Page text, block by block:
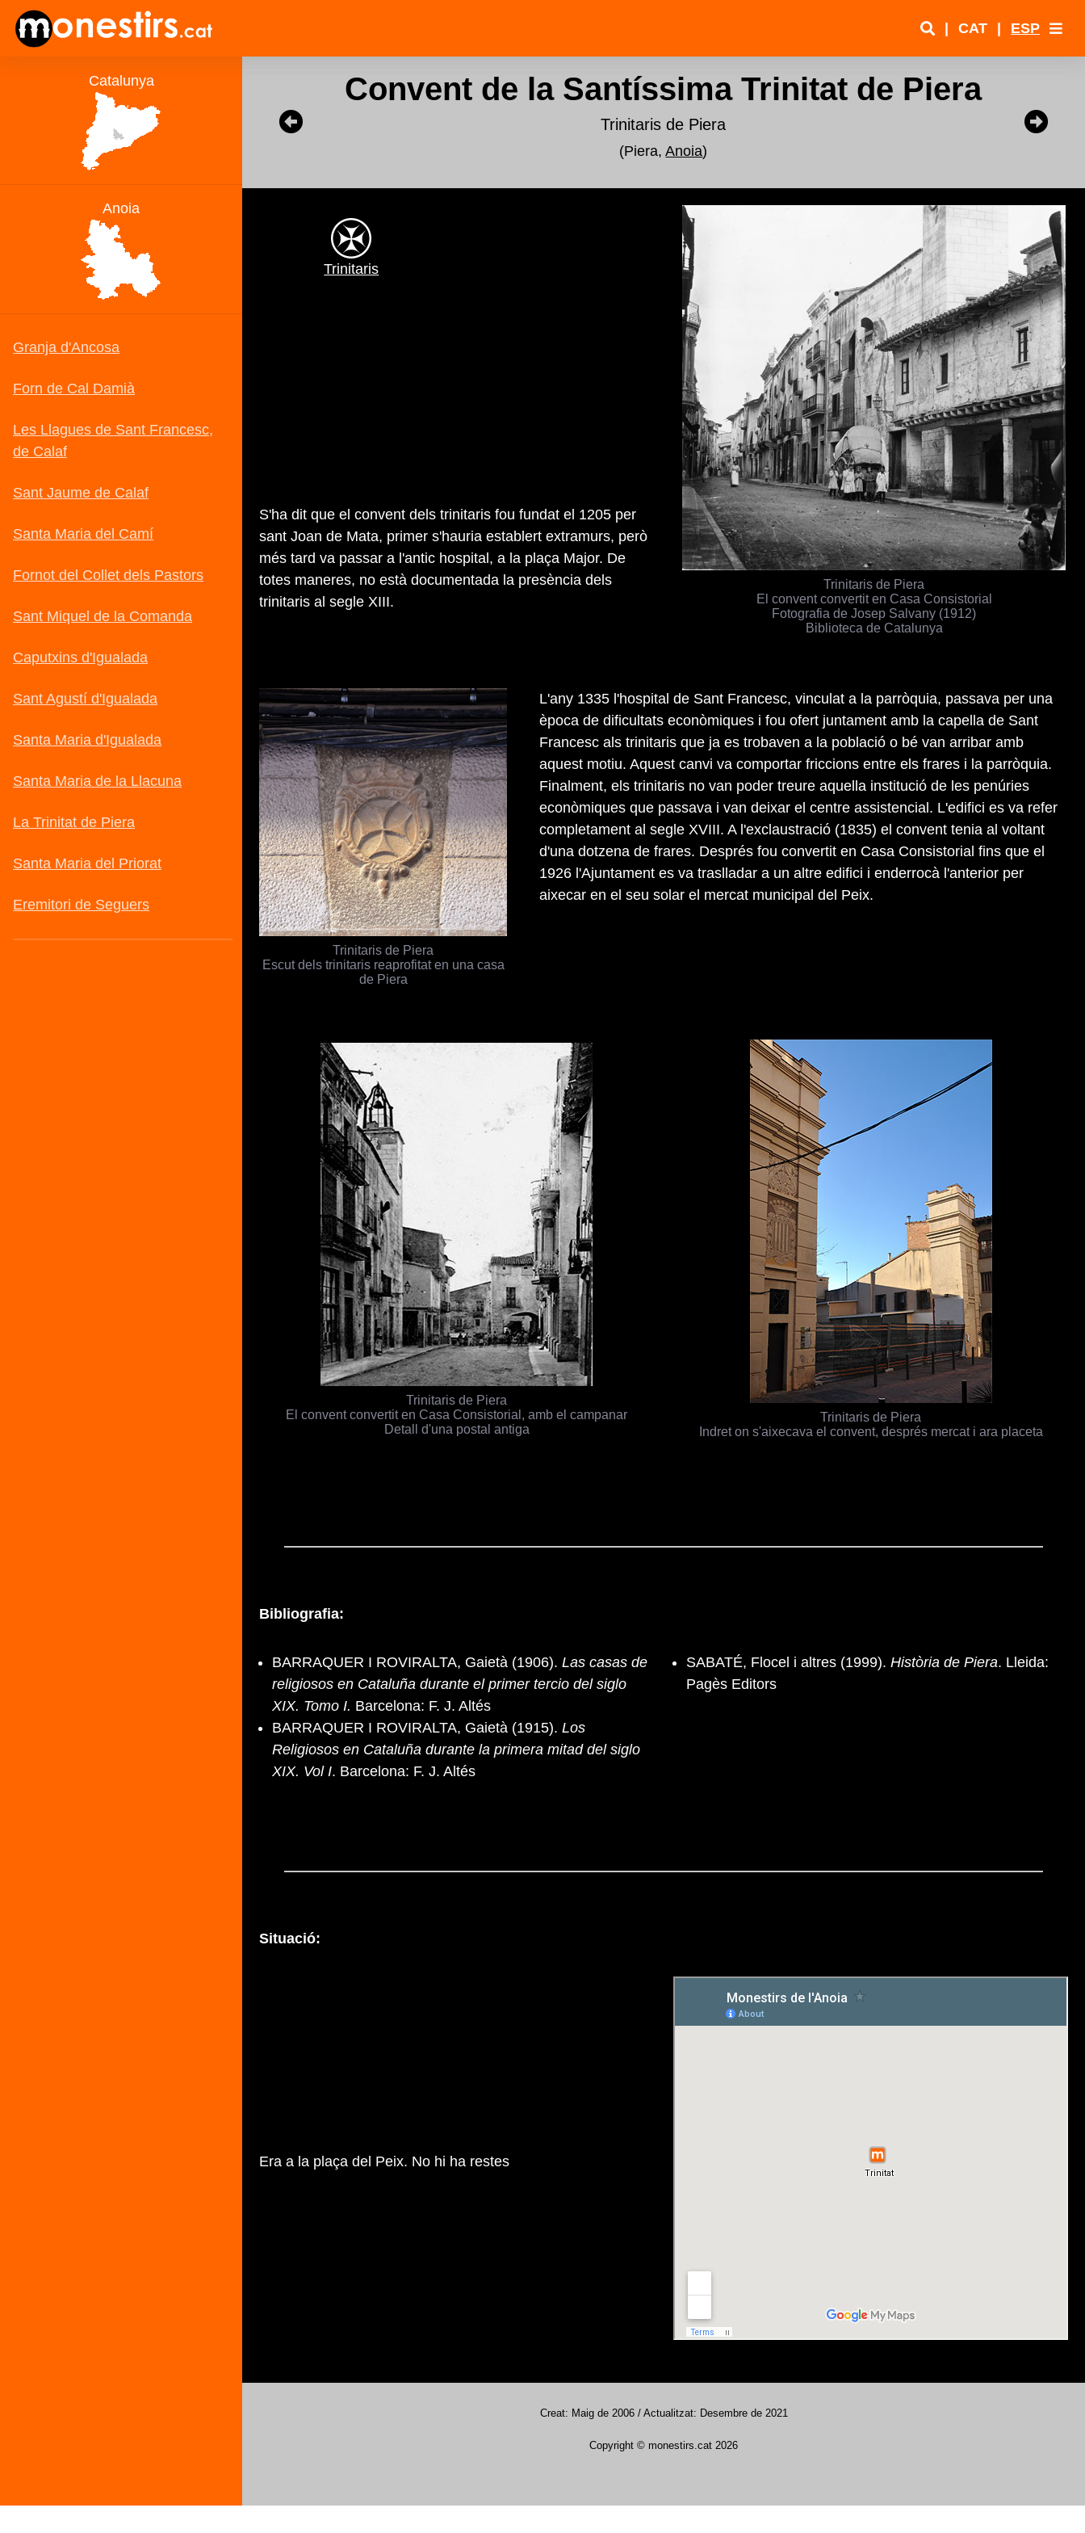
| CAT | ESP
Convent de la Santíssima Trinitat de Piera
Trinitaris de Piera
(Piera,Anoia)
Trinitaris de Piera
El convent convertit en Casa Consistorial
Fotografia de Josep Salvany (1912)
Biblioteca de Catalunya
Trinitaris
S'ha dit que el convent dels trinitaris fou fundat el 1205 per
sant Joan de Mata, primer s'hauria establert extramurs, però
més tard va passar a l'antic hospital, a la plaça Major. De
totes maneres, no està documentada la presència dels
trinitaris al segle XIII.
Trinitaris de Piera
Escut dels trinitaris reaprofitat en una casa
de Piera
L'any 1335 l'hospital de Sant Francesc, vinculat a la parròquia, passava per una
època de dificultats econòmiques i fou ofert juntament amb la capella de Sant
Francesc als trinitaris que ja es trobaven a la població o bé van arribar amb
aquest motiu. Aquest canvi va comportar friccions entre els frares i la parròquia.
Finalment, els trinitaris no van poder treure aquella institució de les penúries
econòmiques que passava i van deixar el centre assistencial. L'edifici es va refer
completament al segle XVIII. A l'exclaustració (1835) el convent tenia al voltant
d'una dotzena de frares. Després fou convertit en Casa Consistorial fins que el
1926 l'Ajuntament es va traslladar a un altre edifici i enderrocà l'anterior per
aixecar en el seu solar el mercat municipal del Peix.
Trinitaris de Piera
El convent convertit en Casa Consistorial, amb el campanar
Detall d'una postal antiga
Trinitaris de Piera
Indret on s'aixecava el convent, després mercat i ara placeta
Bibliografia:
BARRAQUER I ROVIRALTA, Gaietà (1906). Las casas de
religiosos en Cataluña durante el primer tercio del siglo
XIX. Tomo I. Barcelona: F. J. Altés
BARRAQUER I ROVIRALTA, Gaietà (1915). Los
Religiosos en Cataluña durante la primera mitad del siglo
XIX. Vol I. Barcelona: F. J. Altés
SABATÉ, Flocel i altres (1999). Història de Piera. Lleida:
Pagès Editors
Situació:
Era a la plaça del Peix. No hi ha restes
Creat: Maig de 2006 / Actualitzat: Desembre de 2021